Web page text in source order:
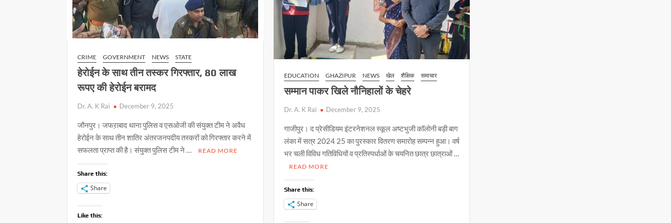
CRIME GOVERNMENT NEWS STATE
हेरोईन के साथ तीन तस्कर गिरफ्तार, 80 लाख
रूपए की हेरोईन बरामद
Dr. A. K Rai December 9, 2025
जौनपुर। जफऱाबाद थाना पुलिस व एसओजी की संयुक्त टीम ने अवैध
हेरोईन के साथ तीन शातिर अंतरजनपदीय तस्करों को गिरफ्तार करने में
सफलता प्राप्त की है। संयुक्त पुलिस टीम ने …
READ MORE
Share this:
Share
Like this:
EDUCATION GHAZIPUR NEWS खेल शैक्षिक समाचार
सम्मान पाकर खिले नौनिहालों के चेहरे
Dr. A. K Rai December 9, 2025
गाजीपुर। द प्रेसीडियम इंटरनेशनल स्कूल अष्टभुजी कॉलोनी बड़ी बाग
लंका में सत्र 2024 25 का पुरस्कार वितरण समारोह सम्पन्न हुआ। वर्ष
भर चली विविध गतिविधियों व प्रतिस्पर्धाओं के चयनित छात्र छात्राओं …
READ MORE
Share this:
Share